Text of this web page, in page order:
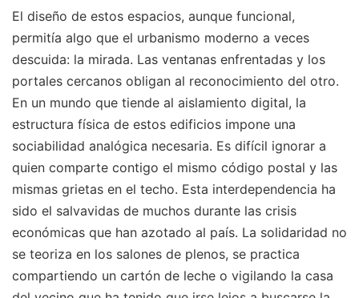
El diseño de estos espacios, aunque funcional,
permitía algo que el urbanismo moderno a veces
descuida: la mirada. Las ventanas enfrentadas y los
portales cercanos obligan al reconocimiento del otro.
En un mundo que tiende al aislamiento digital, la
estructura física de estos edificios impone una
sociabilidad analógica necesaria. Es difícil ignorar a
quien comparte contigo el mismo código postal y las
mismas grietas en el techo. Esta interdependencia ha
sido el salvavidas de muchos durante las crisis
económicas que han azotado al país. La solidaridad no
se teoriza en los salones de plenos, se practica
compartiendo un cartón de leche o vigilando la casa